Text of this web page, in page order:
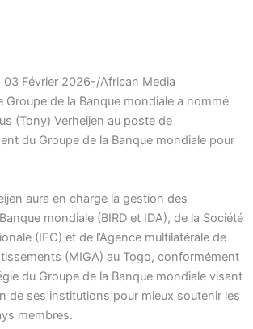
03 Février 2026-/African Media
de la Banque mondiale a nommé
(Tony) Verheijen au poste de
du Groupe de la Banque mondiale pour
aura en charge la gestion des
mondiale (BIRD et IDA), de la Société
(IFC) et de l’Agence multilatérale de
(MIGA) au Togo, conformément
du Groupe de la Banque mondiale visant
de ses institutions pour mieux soutenir les
membres.